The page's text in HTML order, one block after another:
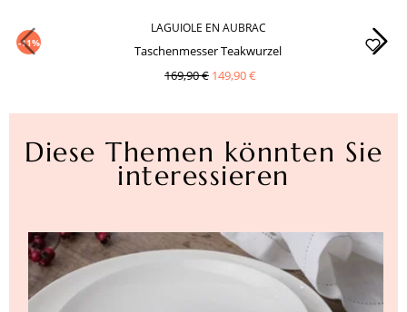
-11%
LAGUIOLE EN AUBRAC
Taschenmesser Teakwurzel
169,90 € 149,90 €
Diese Themen könnten Sie
interessieren